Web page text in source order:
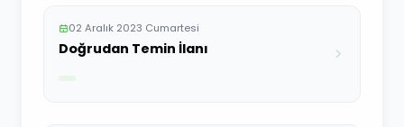
02 Aralık 2023 Cumartesi
Doğrudan Temin İlanı